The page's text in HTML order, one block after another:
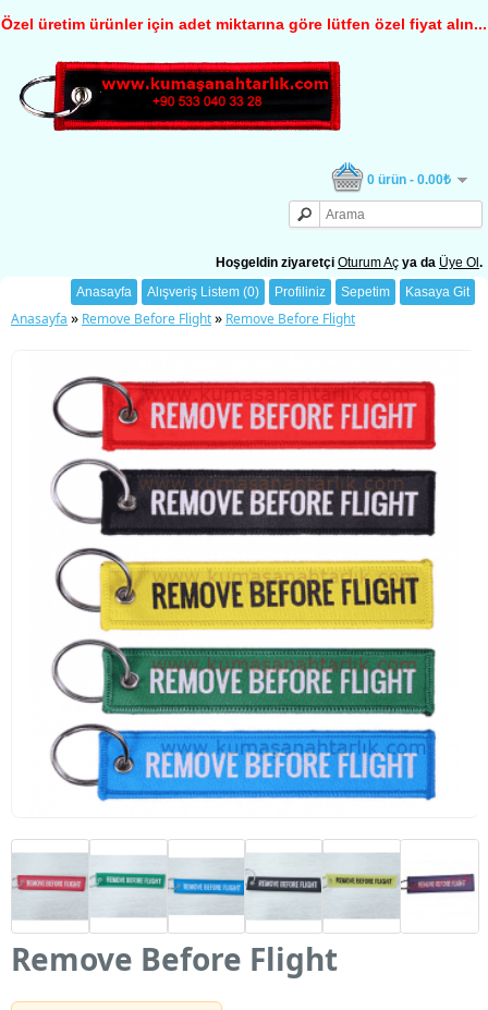
Özel üretim ürünler için adet miktarına göre lütfen özel fiyat alın...
0 ürün - 0.00₺
Hoşgeldin ziyaretçi Oturum Aç ya da Üye Ol .
Anasayfa
Alışveriş Listem (0) Profiliniz Sepetim Kasaya Git
Anasayfa » Remove Before Flight» Remove Before Flight
Remove Before Flight